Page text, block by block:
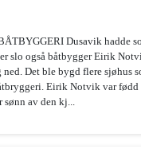
Dusavik hadde
slo også båtbygger Eirik
ned. Det ble bygd flere sjøhus
Eirik Notvik var fødd
av den kj...